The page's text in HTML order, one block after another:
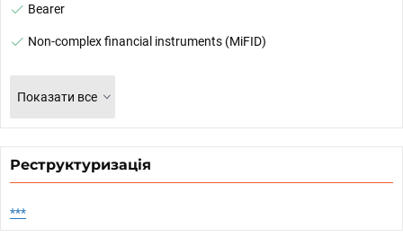
Bearer
Non-complex financial instruments (MiFID)
Показати все
Реструктуризація
***